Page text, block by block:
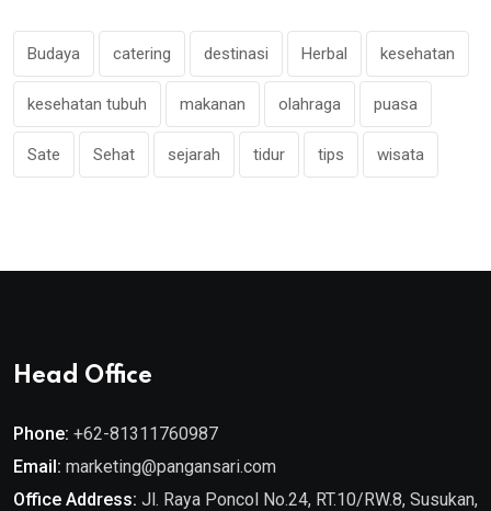
Budaya catering destinasi Herbal kesehatan
kesehatan tubuh makanan olahraga puasa
Sate Sehat sejarah tidur tips wisata
Head Office
Phone: +62-81311760987
Email: marketing@pangansari.com
Office Address: Jl. Raya Poncol No.24, RT.10/RW.8, Susukan,